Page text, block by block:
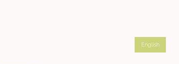
English